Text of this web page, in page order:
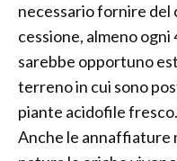
necessario fornire del
cessione, almeno ogni
sarebbe opportuno
terreno in cui sono
piante acidofile fresco.
Anche le annaffiature